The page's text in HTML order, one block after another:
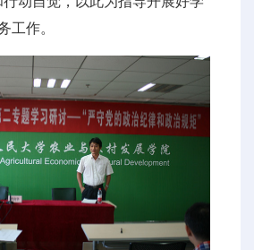
工作。